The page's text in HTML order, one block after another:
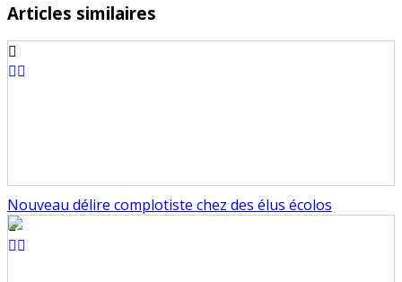
Articles similaires
Nouveau délire complotiste chez des élus écolos